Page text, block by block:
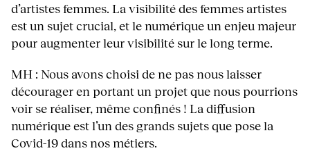
d’artistes femmes. La visibilité des femmes artistes
est un sujet crucial, et le numérique un enjeu majeur
pour augmenter leur visibilité sur le long terme.
MH : Nous avons choisi de ne pas nous laisser
décourager en portant un projet que nous pourrions
voir se réaliser, même confinés ! La diffusion
numérique est l’un des grands sujets que pose la
Covid-19 dans nos métiers.